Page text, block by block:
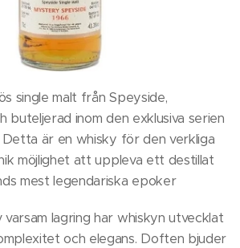
single malt från Speyside,
buteljerad inom den exklusiva serien
Detta är en whisky för den verkliga
möjlighet att uppleva ett destillat
mest legendariska epoker
lagring har whiskyn utvecklat
och elegans. Doften bjuder